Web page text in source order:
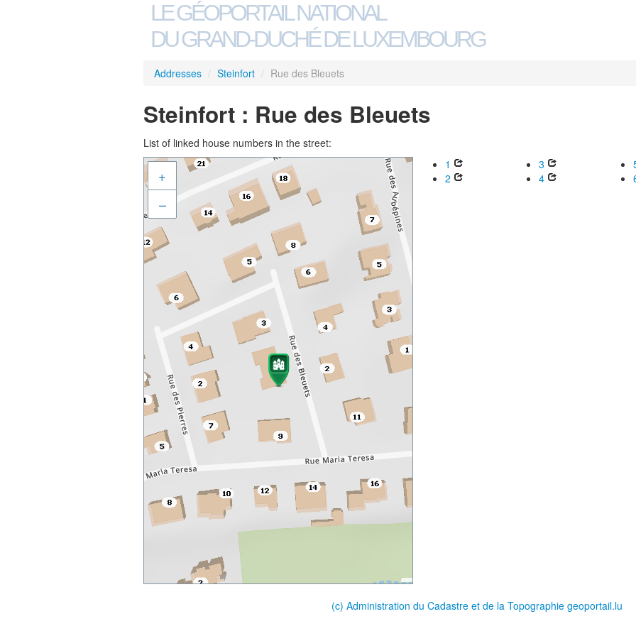
LE GÉOPORTAIL NATIONAL
DU GRAND-DUCHÉ DE LUXEMBOURG
Addresses / Steinfort / Rue des Bleuets
Steinfort : Rue des Bleuets
List of linked house numbers in the street:
+
–
1
2
3
4
(c) Administration du Cadastre et de la Topographie geoportail.lu